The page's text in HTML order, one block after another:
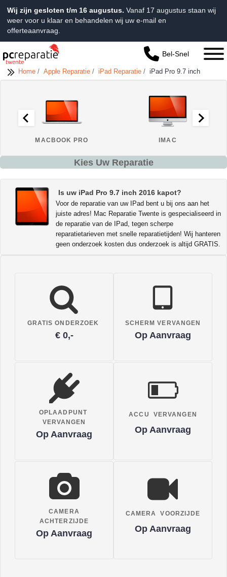
Wij zijn gesloten t/m 16 augustus. Vanaf 17 augustus staan wij
weer voor u klaar en behandelen wij uw e-mail en
offerteaanvraag.
Bel-Snel
Home / Apple Reparatie / iPad Reparatie / iPad Pro 9.7 inch
MACBOOK PRO IMAC
Kies Uw Reparatie
Is uw iPad Pro 9.7 inch 2016 kapot?
Voor de reparatie van uw IPad bent u bij ons aan het
juiste adres! Mac Reparatie Twente is gespecialiseerd in
de reparatie van de IPad, tegen scherpe
reparatietarieven met snelle reparatietijden! Wij hanteren
geen onderzoek kosten dus onderzoek is altijd GRATIS.
GRATIS ONDERZOEK
€ 0,-
SCHERM VERVANGEN
Op Aanvraag
OPLAADPUNT
VERVANGEN
Op Aanvraag
ACCU VERVANGEN
Op Aanvraag
CAMERA
ACHTERZIJDE
Op Aanvraag
CAMERA VOORZIJDE
Op Aanvraag